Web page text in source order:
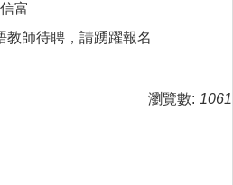
富
教師待聘，請踴躍報名
瀏覽數: 1061